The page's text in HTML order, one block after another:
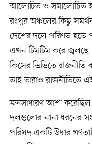
আলোচিত ও সমালোচিত
রংপুর অঞ্চলের কিছু
দেশের দলে পরিণত হতে
এখন টিমটিম করে জ্বলছে।
কিসের ভিত্তিতে
তাই তারাও রাজনীতিতে
জনসাধারণ আশা
দলগুলোর নানা ধরনের
পরিষদ একটি উদার